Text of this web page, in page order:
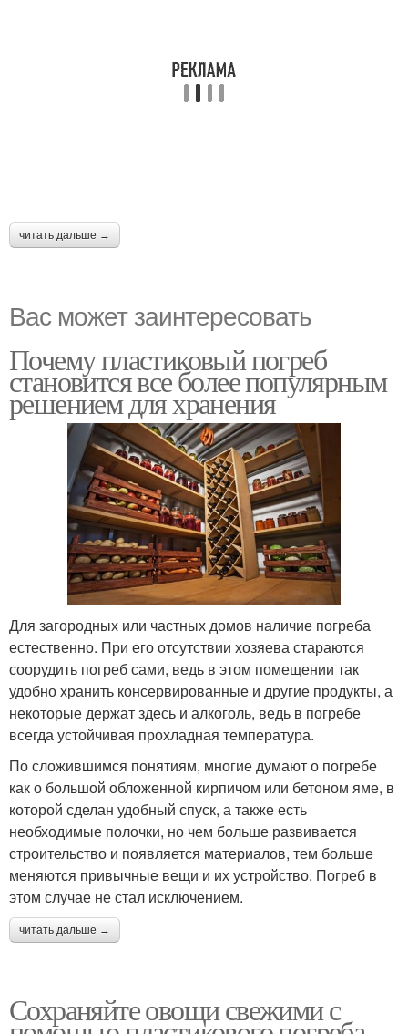
читать дальше →
Вас может заинтересовать
Почему пластиковый погреб
становится все более популярным
решением для хранения
Для загородных или частных домов наличие погреба
естественно. При его отсутствии хозяева стараются
соорудить погреб сами, ведь в этом помещении так
удобно хранить консервированные и другие продукты, а
некоторые держат здесь и алкоголь, ведь в погребе
всегда устойчивая прохладная температура.
По сложившимся понятиям, многие думают о погребе
как о большой обложенной кирпичом или бетоном яме, в
которой сделан удобный спуск, а также есть
необходимые полочки, но чем больше развивается
строительство и появляется материалов, тем больше
меняются привычные вещи и их устройство. Погреб в
этом случае не стал исключением.
читать дальше →
Сохраняйте овощи свежими с